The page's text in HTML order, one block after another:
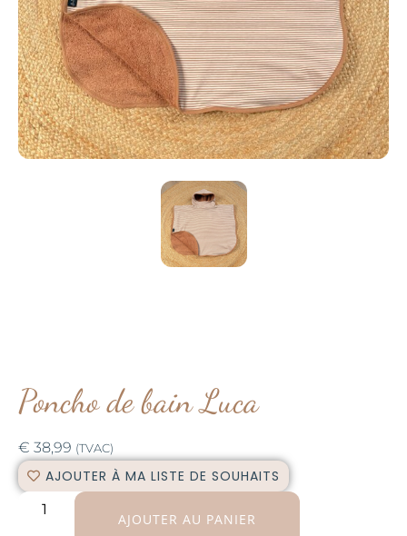
Poncho de bain Luca
€ 38,99 (TVAC)
AJOUTER À MA LISTE DE SOUHAITS
AJOUTER AU PANIER